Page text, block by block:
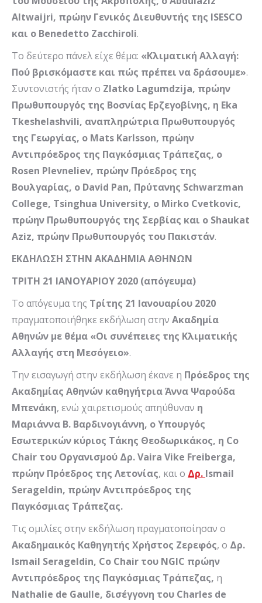
Altwaijri, πρώην Γενικός Διευθυντής της ISESCO
και ο Benedetto Zacchiroli.
Το δεύτερο πάνελ είχε θέμα: «Κλιματική Αλλαγή:
Πού βρισκόμαστε και πώς πρέπει να δράσουμε».
Συντονιστής ήταν ο Zlatko Lagumdzija, πρώην
Πρωθυπουργός της Βοσνίας Ερζεγοβίνης, η Eka
Tkeshelashvili, αναπληρώτρια Πρωθυπουργός
της Γεωργίας, ο Mats Karlsson, πρώην
Αντιπρόεδρος της Παγκόσμιας Τράπεζας, ο
Rosen Plevneliev, πρώην Πρόεδρος της
Βουλγαρίας, o David Pan, Πρύτανης Schwarzman
College, Tsinghua University, o Mirko Cvetkovic,
πρώην Πρωθυπουργός της Σερβίας και ο Shaukat
Aziz, πρώην Πρωθυπουργός του Πακιστάν.
ΕΚΔΗΛΩΣΗ ΣΤΗΝ ΑΚΑΔΗΜΙΑ ΑΘΗΝΩΝ
ΤΡΙΤΗ 21 ΙΑΝΟΥΑΡΙΟΥ 2020 (απόγευμα)
Το απόγευμα της Τρίτης 21 Ιανουαρίου 2020
πραγματοποιήθηκε εκδήλωση στην Ακαδημία
Αθηνών με θέμα «Οι συνέπειες της Κλιματικής
Αλλαγής στη Μεσόγειο».
Την εισαγωγή στην εκδήλωση έκανε η Πρόεδρος της
Ακαδημίας Αθηνών καθηγήτρια Άννα Ψαρούδα
Μπενάκη, ενώ χαιρετισμούς απηύθυναν η
Μαριάννα Β. Βαρδινογιάννη, ο Υπουργός
Εσωτερικών κύριος Τάκης Θεοδωρικάκος, η Co
Chair του Οργανισμού Δρ.Vaira Vike Freiberga,
πρώην Πρόεδρος της Λετονίας, και ο Δρ. Ismail
Serageldin, πρώην Αντιπρόεδρος της
Παγκόσμιας Τράπεζας.
Τις ομιλίες στην εκδήλωση πραγματοποίησαν ο
Ακαδημαικός Καθηγητής Χρήστος Ζερεφός, o Δρ.
Ismail Serageldin, Co Chair του NGIC πρώην
Αντιπρόεδρος της Παγκόσμιας Τράπεζας, η
Nathalie de Gaulle, δισέγγονη του Charles de